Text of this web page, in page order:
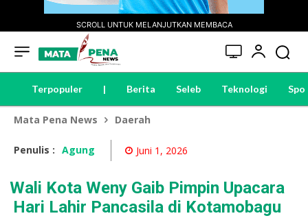
SCROLL UNTUK MELANJUTKAN MEMBACA
Terpopuler | Berita Seleb Teknologi
Mata Pena News Daerah
Penulis : Agung Juni 1, 2026
Wali Kota Weny Gaib Pimpin Upacara
Hari Lahir Pancasila di Kotamobagu